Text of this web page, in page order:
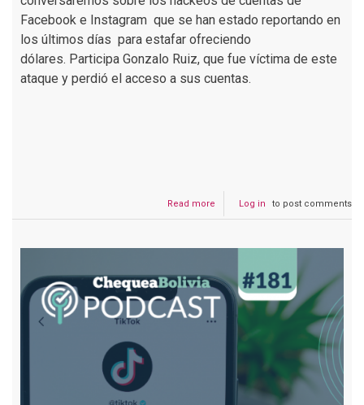
Facebook e Instagram que se han estado reportando en
los últimos días para estafar ofreciendo
dólares. Participa Gonzalo Ruiz, que fue víctima de este
ataque y perdió el acceso a sus cuentas.
Read more
Podcast
estafadores
para
Instagram?
Log in to post comments